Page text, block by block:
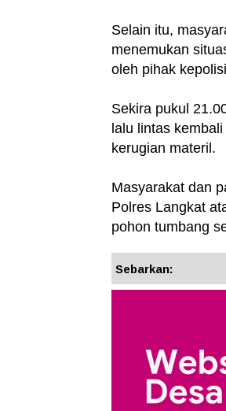
Selain itu,
menemukan
oleh pihak
Sekira pukul
lalu lintas
kerugian materil.
Masyarakat dan
Polres Langkat
pohon tumbang
Sebarkan: